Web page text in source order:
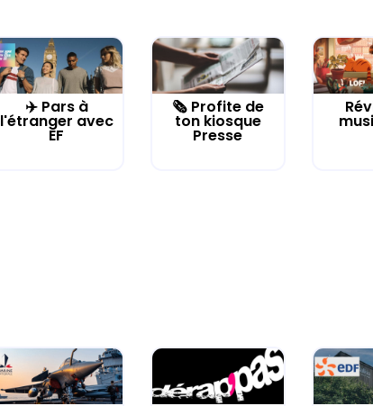
✈️ Pars à
l'étranger avec
EF
🗞️ Profite de
ton kiosque
Presse